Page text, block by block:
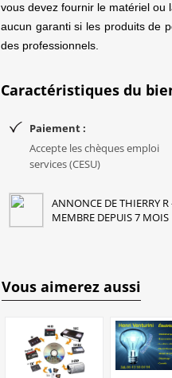
vous devez fournir le matériel ou
aucun garanti si les produits de
des professionnels.
Caractéristiques du
Paiement :
Accepte les chèques emploi
services (CESU)
ANNONCE DE THIERRY
MEMBRE DEPUIS 7 MOIS
Vous aimerez aussi